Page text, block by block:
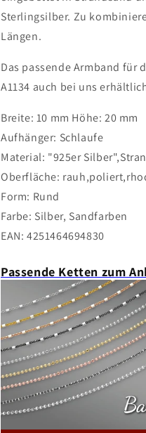
2.0
&quot;
Silber
rhodiniert
mit
Strandsand
F270
&quot;
rhodiniert
Strandsand
F270
Sterlingsilber. Zu
Längen.
Das passende Armband für
A1134 auch bei uns
Breite: 10 mm Höhe: 20 mm
Aufhänger: Schlaufe
Material: "925er
Oberfläche:
Form: Rund
Farbe: Silber, Sandfarben
EAN: 4251464694830
Passende Ketten zum